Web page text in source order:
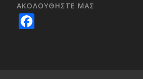
ΑΚΟΛΟΥΘΗΣΤΕ ΜΑΣ
Facebook